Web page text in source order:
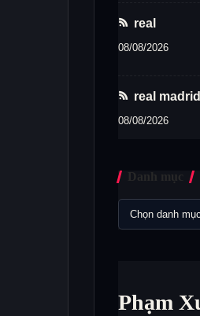
real
08/08/2026
real madrid
08/08/2026
Danh mục
Phạm